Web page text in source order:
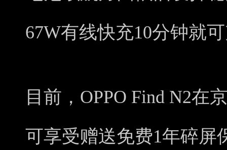
67W有线快充10分钟就
目前，OPPO Find N2在
可享受赠送免费1年碎屏